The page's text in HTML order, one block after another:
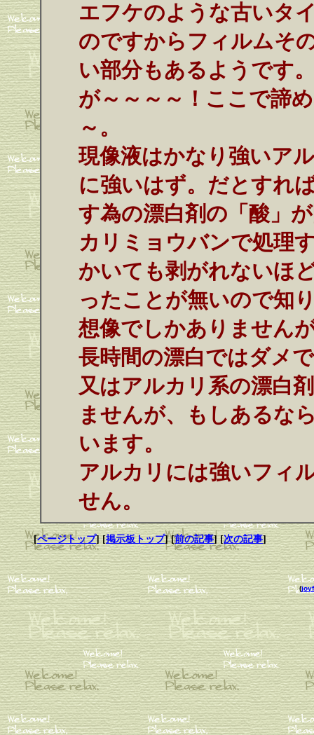
エフケのような古いタ
のですからフィルムそ
い部分もあるようです
が～～～～！ここで諦
～。
現像液はかなり強いア
に強いはず。だとすれ
す為の漂白剤の「酸」
カリミョウバンで処理
かいても剥がれないほ
ったことが無いので知
想像でしかありません
長時間の漂白ではダメ
又はアルカリ系の漂白
ませんが、もしあるな
います。
アルカリには強いフィ
せん。
[ページトップ] [掲示板トップ] [前の記事] [次の記事]
(